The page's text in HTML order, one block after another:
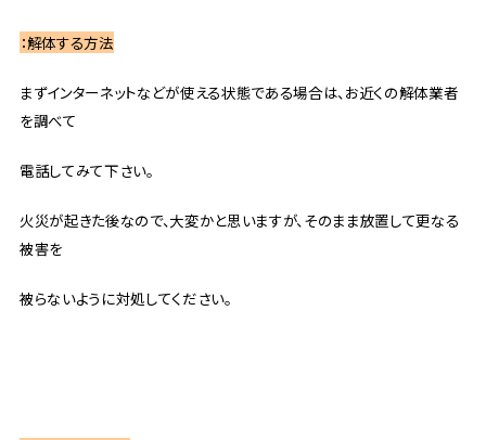
：解体する方法
まずインターネットなどが使える状態である場合は、お近くの解体業者
を調べて
電話してみて下さい。
火災が起きた後なので、大変かと思いますが、そのまま放置して更なる
被害を
被らないように対処してください。